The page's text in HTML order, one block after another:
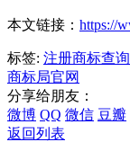
本文链接： https://
标签: 注册商标查
商标局官网
分享给朋友：
微博 QQ 微信 豆瓣
返回列表